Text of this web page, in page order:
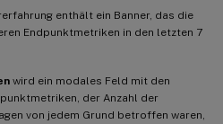
enthält ein Banner, das die
Endpunktmetriken in den letzten 7
wird ein modales Feld mit den
der Anzahl der
von jedem Grund betroffen waren,